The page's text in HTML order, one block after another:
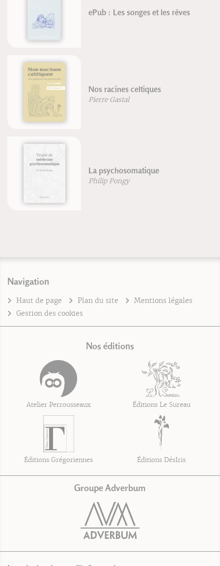
ePub : Les songes et les rêves
Nos racines celtiques
Pierre Gastal
La psychosomatique
Philip Pongy
Navigation
Haut de page Plan du site
Mentions légales
Gestion des cookies
Nos éditions
Atelier Perrousseaux Éditions Le Sureau
Éditions Grégoriennes Éditions DésIris
Groupe Adverbum